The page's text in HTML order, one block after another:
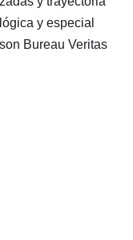
y especial
Bureau Veritas